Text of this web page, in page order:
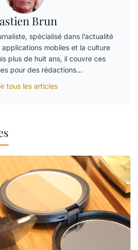
Brun
spécialisé dans l’actualité
mobiles et la culture
plus de huit ans, il couvre ces
pour des rédactions…
tous les articles